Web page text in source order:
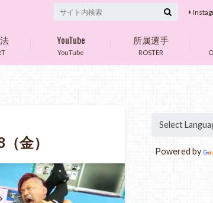
YouTube
YouTube
ROSTER
所属選手
金）
Powered by